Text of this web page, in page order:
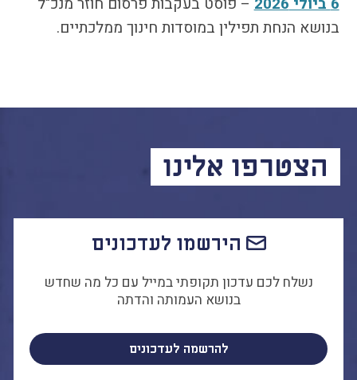
בנושא הנחת תפילין במוסדות חינוך ממלכתיים.
הצטרפו אלינו
הירשמו לעדכונים
נשלח לכם עדכון תקופתי במייל עם כל מה שחדש
בנושא העמותה והדתה
להרשמה לעדכונים